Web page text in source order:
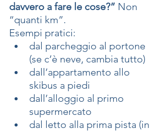
davvero a fare le cose?” Non
“quanti km”.
Esempi pratici:
dal parcheggio al portone
(se c’è neve, cambia tutto)
dall’appartamento allo
skibus a piedi
dall’alloggio al primo
supermercato
dal letto alla prima pista (in